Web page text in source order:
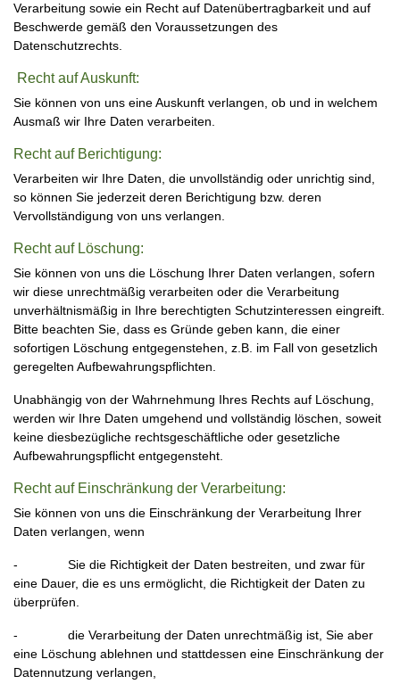
Verarbeitung sowie ein Recht auf Datenübertragbarkeit und auf
Beschwerde gemäß den Voraussetzungen des
Datenschutzrechts.
Recht auf Auskunft:
Sie können von uns eine Auskunft verlangen, ob und in welchem
Ausmaß wir Ihre Daten verarbeiten.
Recht auf Berichtigung:
Verarbeiten wir Ihre Daten, die unvollständig oder unrichtig sind,
so können Sie jederzeit deren Berichtigung bzw. deren
Vervollständigung von uns verlangen.
Recht auf Löschung:
Sie können von uns die Löschung Ihrer Daten verlangen, sofern
wir diese unrechtmäßig verarbeiten oder die Verarbeitung
unverhältnismäßig in Ihre berechtigten Schutzinteressen eingreift.
Bitte beachten Sie, dass es Gründe geben kann, die einer
sofortigen Löschung entgegenstehen, z.B. im Fall von gesetzlich
geregelten Aufbewahrungspflichten.
Unabhängig von der Wahrnehmung Ihres Rechts auf Löschung,
werden wir Ihre Daten umgehend und vollständig löschen, soweit
keine diesbezügliche rechtsgeschäftliche oder gesetzliche
Aufbewahrungspflicht entgegensteht.
Recht auf Einschränkung der Verarbeitung:
Sie können von uns die Einschränkung der Verarbeitung Ihrer
Daten verlangen, wenn
- Sie die Richtigkeit der Daten bestreiten, und zwar für
eine Dauer, die es uns ermöglicht, die Richtigkeit der Daten zu
überprüfen.
- die Verarbeitung der Daten unrechtmäßig ist, Sie aber
eine Löschung ablehnen und stattdessen eine Einschränkung der
Datennutzung verlangen,